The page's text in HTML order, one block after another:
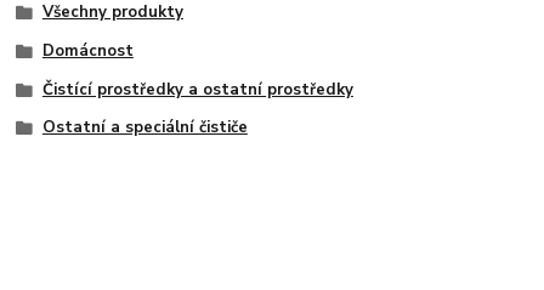
Všechny produkty
Domácnost
Čistící prostředky a ostatní prostředky
Ostatní a speciální čističe